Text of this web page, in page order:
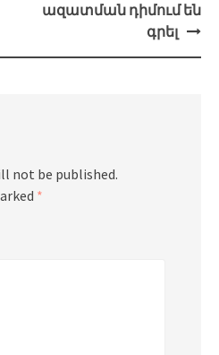
ազատման դիմում են
գրել
not be published.
*